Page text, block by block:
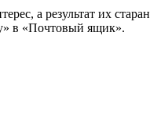
а результат их
в «Почтовый ящик».